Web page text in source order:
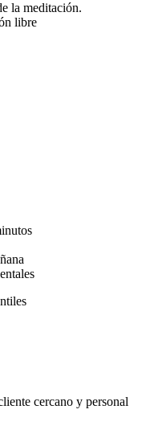
la meditación.
libre
cercano y personal